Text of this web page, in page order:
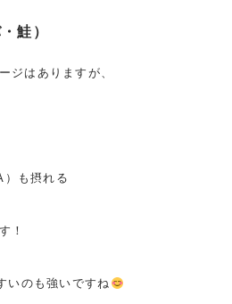
鮭）
ジはありますが、
も摂れる
！
いのも強いですね